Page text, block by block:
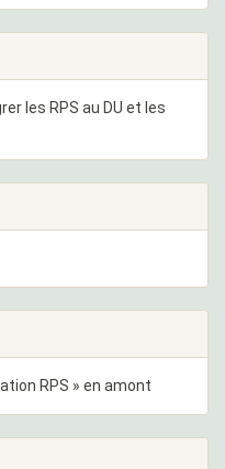
les RPS au DU et les
RPS » en amont